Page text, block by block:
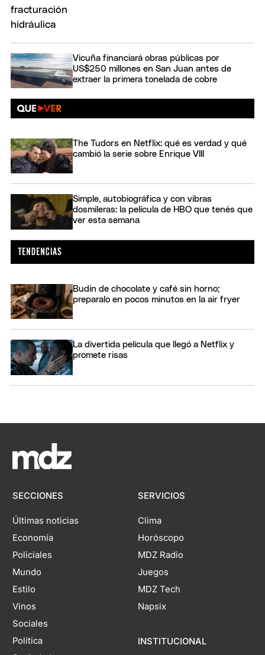
Vicuña financiará obras públicas por
US$250 millones en San Juan antes de
extraer la primera tonelada de cobre
The Tudors en Netflix: qué es verdad y qué
cambió la serie sobre Enrique VIII
Simple, autobiográfica y con vibras
dosmileras: la película de HBO que tenés que
ver esta semana
Budín de chocolate y café sin horno;
preparalo en pocos minutos en la air fryer
La divertida película que llegó a Netflix y
promete risas
SECCIONES
Últimas noticias
Economía
Policiales
Mundo
Estilo
Vinos
Sociales
Política
SERVICIOS
Clima
Horóscopo
MDZ Radio
Juegos
MDZ Tech
Napsix
INSTITUCIONAL